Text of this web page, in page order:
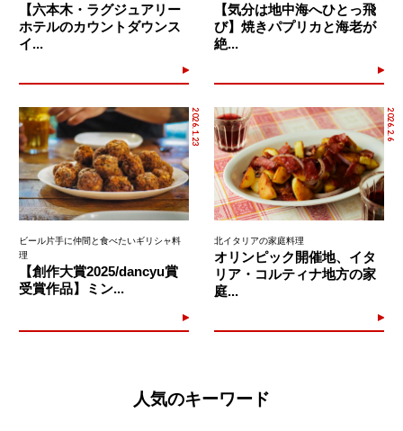
【六本木・ラグジュアリー
ホテルのカウントダウンス
イ...
【気分は地中海へひとっ飛
び】焼きパプリカと海老が
絶...
2026.1.23
ビール片手に仲間と食べたいギリシャ料
理
【創作大賞2025/dancyu賞
受賞作品】ミン...
2026.2.6
北イタリアの家庭料理
オリンピック開催地、イタ
リア・コルティナ地方の家
庭...
人気のキーワード